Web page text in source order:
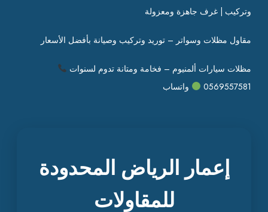
وتركيب | غرف جاهزة ومعزولة
مقاول مظلات وسواتر – توريد وتركيب وصيانة بأفضل الأسعار
مظلات سيارات ألمنيوم – فخامة ومتانة تدوم لسنوات
0569557581
واتساب
إعمار الرياض المحدودة
للمقاولات